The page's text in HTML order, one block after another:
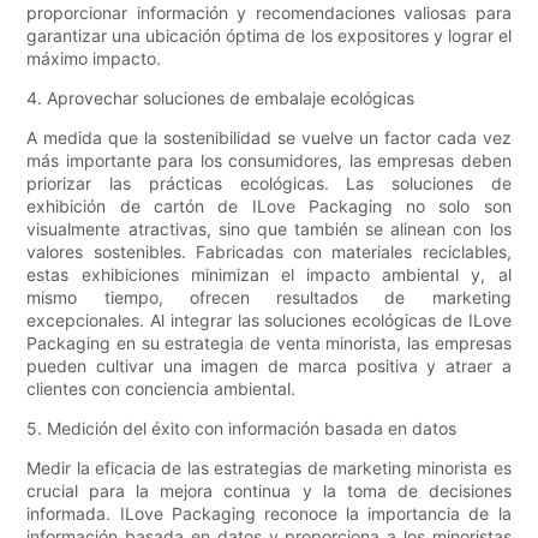
proporcionar información y recomendaciones valiosas para
garantizar una ubicación óptima de los expositores y lograr el
máximo impacto.
4. Aprovechar soluciones de embalaje ecológicas
A medida que la sostenibilidad se vuelve un factor cada vez
más importante para los consumidores, las empresas deben
priorizar las prácticas ecológicas. Las soluciones de
exhibición de cartón de ILove Packaging no solo son
visualmente atractivas, sino que también se alinean con los
valores sostenibles. Fabricadas con materiales reciclables,
estas exhibiciones minimizan el impacto ambiental y, al
mismo tiempo, ofrecen resultados de marketing
excepcionales. Al integrar las soluciones ecológicas de ILove
Packaging en su estrategia de venta minorista, las empresas
pueden cultivar una imagen de marca positiva y atraer a
clientes con conciencia ambiental.
5. Medición del éxito con información basada en datos
Medir la eficacia de las estrategias de marketing minorista es
crucial para la mejora continua y la toma de decisiones
informada. ILove Packaging reconoce la importancia de la